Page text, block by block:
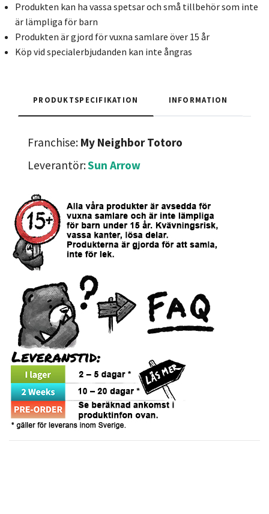
Produkten kan ha vassa spetsar och små tillbehör som inte
är lämpliga för barn
Produkten är gjord för vuxna samlare över 15 år
Köp vid specialerbjudanden kan inte ångras
PRODUKTSPECIFIKATION INFORMATION
Franchise: My Neighbor Totoro
Leverantör:Sun Arrow